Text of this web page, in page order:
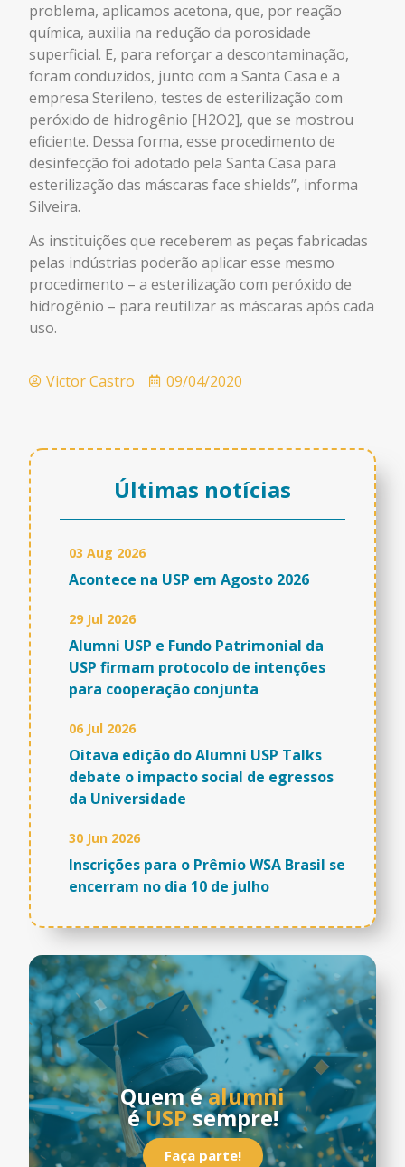
problema, aplicamos acetona, que, por reação
química, auxilia na redução da porosidade
superficial. E, para reforçar a descontaminação,
foram conduzidos, junto com a Santa Casa e a
empresa Sterileno, testes de esterilização com
peróxido de hidrogênio [H2O2], que se mostrou
eficiente. Dessa forma, esse procedimento de
desinfecção foi adotado pela Santa Casa para
esterilização das máscaras face shields”, informa
Silveira.
As instituições que receberem as peças fabricadas
pelas indústrias poderão aplicar esse mesmo
procedimento – a esterilização com peróxido de
hidrogênio – para reutilizar as máscaras após cada
uso.
Victor Castro 09/04/2020
Últimas notícias
03 Aug 2026
Acontece na USP em Agosto 2026
29 Jul 2026
Alumni USP e Fundo Patrimonial da
USP firmam protocolo de intenções
para cooperação conjunta
06 Jul 2026
Oitava edição do Alumni USP Talks
debate o impacto social de egressos
da Universidade
30 Jun 2026
Inscrições para o Prêmio WSA Brasil se
encerram no dia 10 de julho
Quem éalumni
éUSPsempre!
Faça parte!